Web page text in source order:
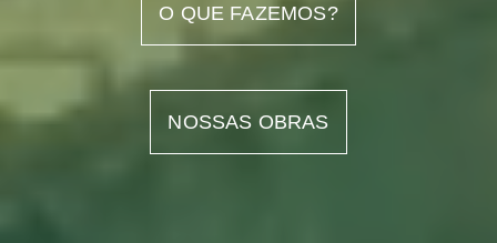
O QUE FAZEMOS?
NOSSAS OBRAS